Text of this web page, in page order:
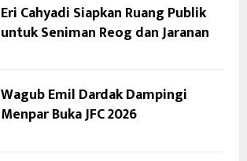
Eri Cahyadi Siapkan Ruang Publik
untuk Seniman Reog dan Jaranan
Wagub Emil Dardak Dampingi
Menpar Buka JFC 2026